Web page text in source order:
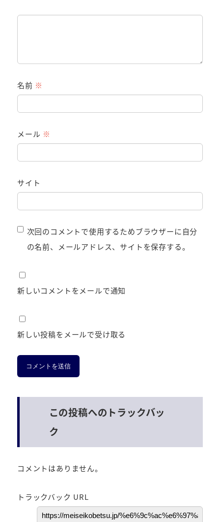
名前 ※
メール ※
サイト
次回のコメントで使用するためブラウザーに自分
の名前、メールアドレス、サイトを保存する。
新しいコメントをメールで通知
新しい投稿をメールで受け取る
この投稿へのトラックバッ
ク
コメントはありません。
トラックバック URL